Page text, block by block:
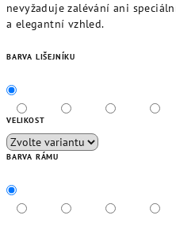
nevyžaduje zalévání ani
a elegantní vzhled.
BARVA LIŠEJNÍKU
VELIKOST
BARVA RÁMU